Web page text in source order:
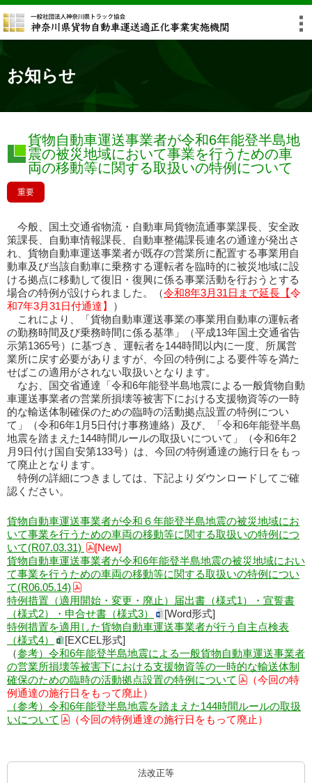
お知らせ
貨物自動車運送事業者が令和6年能登半島地
震の被災地域において事業を行うための車
両の移動等に関する取扱いの特例について
重要
今般、国土交通省物流・自動車局貨物流通事業課長、安全政
策課長、自動車情報課長、自動車整備課長連名の通達が発出さ
れ、貨物自動車運送事業者が既存の営業所に配置する事業用自
動車及び当該自動車に乗務する運転者を臨時的に被災地域に設
ける拠点に移動して復旧・復興に係る事業活動を行おうとする
場合の特例が設けられました。（令和8年3月31日まで延長【令
和7年3月31日付通達】
）
これにより、「貨物自動車運送事業の事業用自動車の運転者
の勤務時間及び乗務時間に係る基準」（平成13年国土交通省告
示第1365号）に基づき、運転者を144時間以内に一度、所属営
業所に戻す必要がありますが、今回の特例による要件等を満た
せばこの適用がされない取扱いとなります。
なお、国交省通達「令和6年能登半島地震による一般貨物自動
車運送事業者の営業所損壊等被害下における支援物資等の一時
的な輸送体制確保のための臨時の活動拠点設置の特例につい
て」（令和6年1月5日付け事務連絡）及び、「令和6年能登半島
地震を踏まえた144時間ルールの取扱いについて」（令和6年2
月9日付け国自安第133号）は、今回の特例通達の施行日をもっ
て廃止となります。
特例の詳細につきましては、下記よりダウンロードしてご確
認ください。
貨物自動車運送事業者が令和６年能登半島地震の被災地域にお
いて事業を行うための車両の移動等に関する取扱いの特例につ
いて(R07.03.31)
[New]
貨物自動車運送事業者が令和6年能登半島地震の被災地域におい
て事業を行うための車両の移動等に関する取扱いの特例につい
て(R06.05.14)
特例措置（適用開始・変更・廃止）届出書（様式1）・宣誓書
（様式2）・申合せ書（様式3）
[Word形式]
特例措置を適用した貨物自動車運送事業者が行う自主点検表
（様式4）
[EXCEL形式]
（参考）令和6年能登半島地震による一般貨物自動車運送事業者
の営業所損壊等被害下における支援物資等の一時的な輸送体制
確保のための臨時の活動拠点設置の特例について
（今回の特
例通達の施行日をもって廃止）
（参考）令和6年能登半島地震を踏まえた144時間ルールの取扱
いについて
（今回の特例通達の施行日をもって廃止）
法改正等